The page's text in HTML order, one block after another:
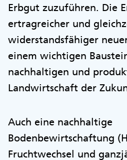
Erbgut zuzuführen. Die
ertragreicher und
widerstandsfähiger
einem wichtigen
nachhaltigen und
Landwirtschaft der
Auch eine nachhaltige
Bodenbewirtschaftung
Fruchtwechsel und